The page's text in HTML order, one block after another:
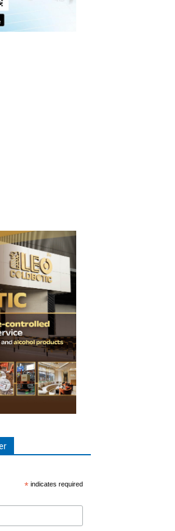
* indicates required